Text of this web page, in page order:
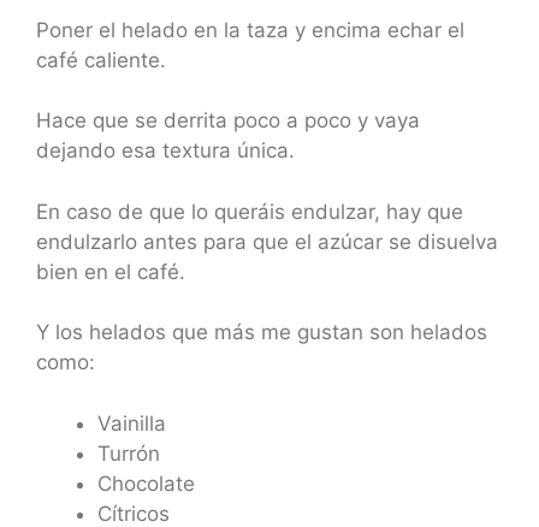
Poner el helado en la taza y encima echar el
café caliente.
Hace que se derrita poco a poco y vaya
dejando esa textura única.
En caso de que lo queráis endulzar, hay que
endulzarlo antes para que el azúcar se disuelva
bien en el café.
Y los helados que más me gustan son helados
como:
Vainilla
Turrón
Chocolate
Cítricos